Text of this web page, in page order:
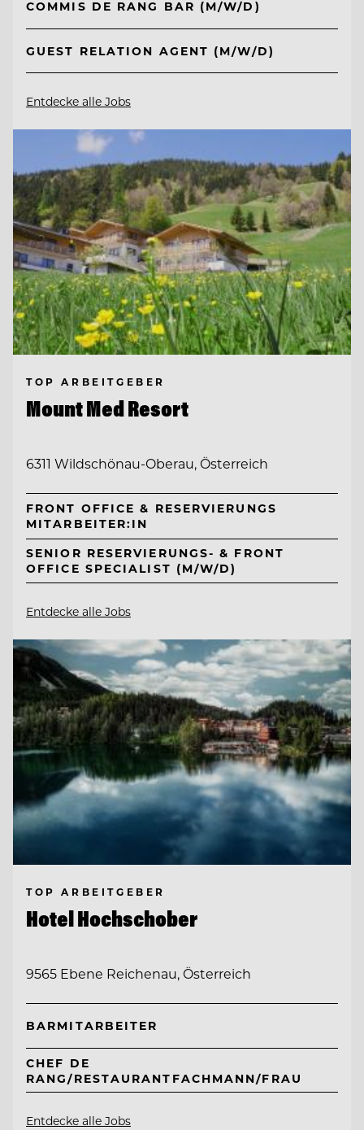
COMMIS DE RANG BAR (M/W/D)
GUEST RELATION AGENT (M/W/D)
Entdecke alle Jobs
TOP ARBEITGEBER
Mount Med Resort
6311 Wildschönau-Oberau, Österreich
FRONT OFFICE & RESERVIERUNGS
MITARBEITER:IN
SENIOR RESERVIERUNGS- & FRONT
OFFICE SPECIALIST (M/W/D)
Entdecke alle Jobs
TOP ARBEITGEBER
Hotel Hochschober
9565 Ebene Reichenau, Österreich
BARMITARBEITER
CHEF DE
RANG/RESTAURANTFACHMANN/FRAU
Entdecke alle Jobs